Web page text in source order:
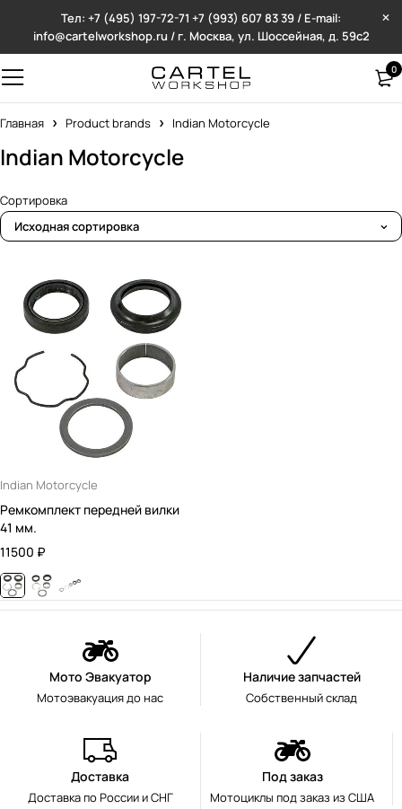
Тел: +7 (495) 197-72-71 +7 (993) 607 83 39 / E-mail:
info@cartelworkshop.ru / г. Москва, ул. Шоссейная, д. 59с2
0
Главная Product brands Indian Motorcycle
Indian Motorcycle
Сортировка
Исходная сортировка
Indian Motorcycle
Ремкомплект передней вилки
41 мм.
11500 ₽
Мото Эвакуатор
Мотоэвакуация до нас
Наличие запчастей
Собственный склад
Доставка
Доставка по России и СНГ
Под заказ
Мотоциклы под заказ из США